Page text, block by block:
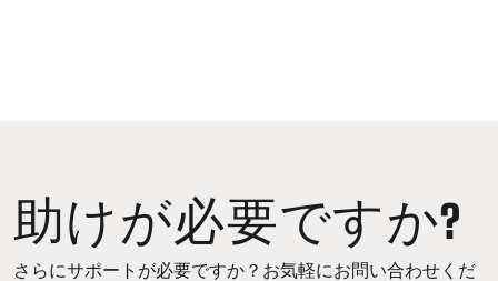
助けが必要ですか?
さらにサポートが必要ですか？お気軽にお問い合わせくだ